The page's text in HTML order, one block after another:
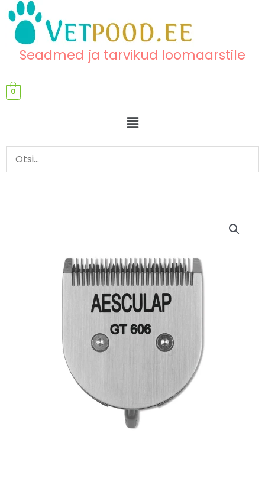
content
content
Seadmed ja tarvikud loomaarstile
0
Menu